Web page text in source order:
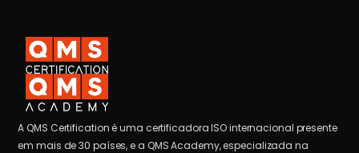
A QMS Certification é uma certificadora ISO internacional presente
em mais de 30 países, e a QMS Academy, especializada na